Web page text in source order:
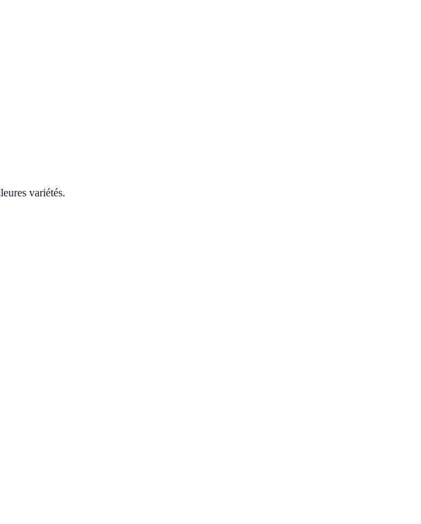
variétés.